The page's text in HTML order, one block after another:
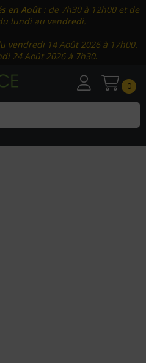
en Août: de 7h30 à 12h00 et de
lundi au vendredi.
vendredi 14 Août 2026 à 17h00.
24 Août 2026 à 7h30.
0